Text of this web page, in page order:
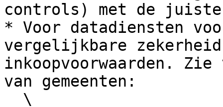
controls) met de
* Voor datadiensten
vergelijkbare
inkoopvoorwaarden. Zie
van gemeenten: